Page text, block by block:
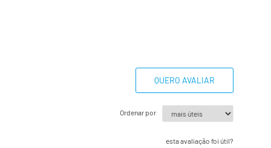
QUERO AVALIAR
Ordenar por
esta avaliação foi útil?